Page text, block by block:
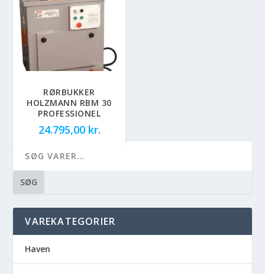
RØRBUKKER
HOLZMANN RBM 30
PROFESSIONEL
24.795,00 kr.
SØG
VAREKATEGORIER
Haven